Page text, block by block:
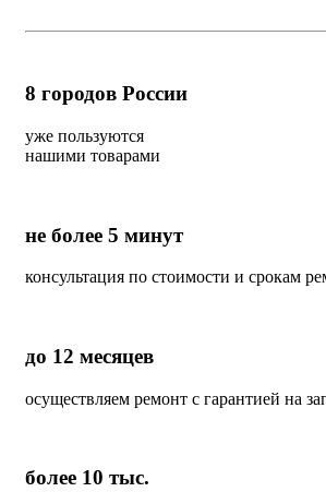
8 городов России
уже пользуются
нашими товарами
не более 5 минут
консультация по стоимости и срокам
до 12 месяцев
осуществляем ремонт с гарантией на
более 10 тыс.